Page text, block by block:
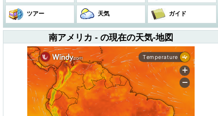
ツアー 天気 ガイド
南アメリカ - の現在の天気-地図